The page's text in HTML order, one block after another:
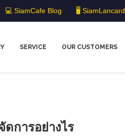
💻 SiamCafe Blog 🖥️ SiamLancard
SERVICE OUR CUSTOMERS
การอย่างไร